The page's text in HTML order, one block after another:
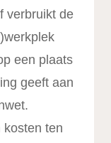
verbruikt de
een plaats
geeft aan
kosten ten